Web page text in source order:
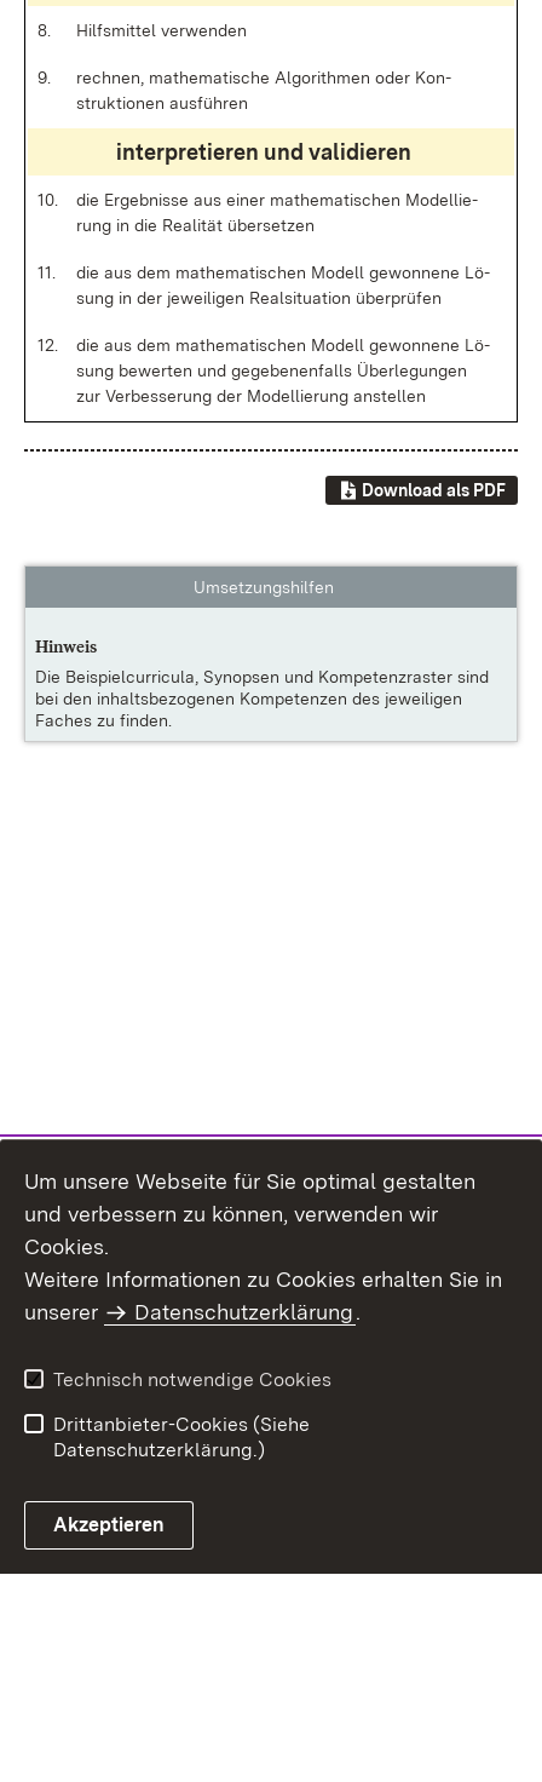
8. Hilfs­mit­tel ver­wen­den
9.
rech­nen, ma­the­ma­ti­sche Al­go­rith­men oder Kon­
struk­tio­nen aus­füh­ren
in­ter­pre­tie­ren und va­li­die­ren
10.
die Er­geb­nis­se aus ei­ner ma­the­ma­ti­schen Mo­del­lie­
rung in die Rea­li­tät über­set­zen
11.
die aus dem ma­the­ma­ti­schen Mo­dell ge­won­ne­ne Lö­
sung in der je­wei­li­gen Re­al­si­tua­ti­on über­prü­fen
12.
die aus dem ma­the­ma­ti­schen Mo­dell ge­won­ne­ne Lö­
sung be­wer­ten und ge­ge­be­nen­falls Über­le­gun­gen
zur Ver­bes­se­rung der Mo­del­lie­rung an­stel­len
Download als PDF
Umsetzungshilfen
Hinweis
Die Beispielcurricula, Synopsen und Kompetenzraster sind
bei den inhaltsbezogenen Kompetenzen des jeweiligen
Faches zu finden.
Um unsere Webseite für Sie optimal gestalten
und verbessern zu können, verwenden wir
Cookies.
Weitere Informationen zu Cookies erhalten Sie in
unserer
Datenschutzerklärung.
Technisch notwendige Cookies
Drittanbieter-Cookies (Siehe
Datenschutzerklärung.)
Akzeptieren